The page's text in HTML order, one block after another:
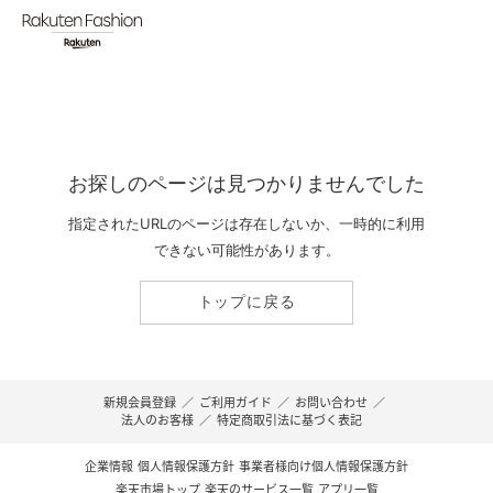
お探しのページは見つかりませんでした
指定されたURLのページは存在しないか、一時的に利用
できない可能性があります。
トップに戻る
新規会員登録 ／ ご利用ガイド ／ お問い合わせ ／
法人のお客様 ／ 特定商取引法に基づく表記
企業情報 個人情報保護方針 事業者様向け個人情報保護方針
楽天市場トップ 楽天のサービス一覧 アプリ一覧